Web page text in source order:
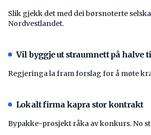
Slik gjekk det med dei børsnoterte
Nordvestlandet.
Vil byggje ut straumnett på halve
Regjeringa la fram forslag for å møte
Lokalt firma kapra stor kontrakt
Bypakke-prosjekt råka av konkurs. No